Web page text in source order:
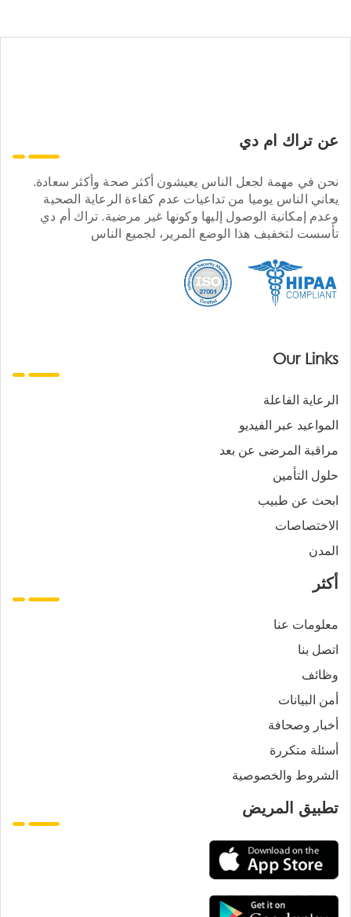
عن تراك ام دي
نحن في مهمة لجعل الناس يعيشون أكثر صحة وأكثر سعادة.
يعاني الناس يوميا من تداعيات عدم كفاءة الرعاية الصحية
وعدم إمكانية الوصول إليها وكونها غير مرضية. تراك أم دي
تأسست لتخفيف هذا الوضع المرير، لجميع الناس
Our Links
الرعاية الفاعلة
المواعيد عبر الفيديو
مراقبة المرضى عن بعد
حلول التأمين
ابحث عن طبيب
الاختصاصات
المدن
أكثر
معلومات عنا
اتصل بنا
وظائف
أمن البيانات
أخبار وصحافة
أسئلة متكررة
الشروط والخصوصية
تطبيق المريض